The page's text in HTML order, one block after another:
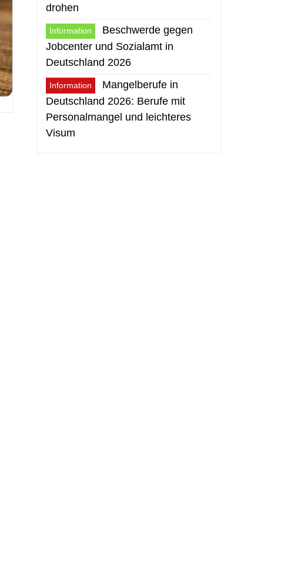
drohen
Information
Beschwerde gegen
Jobcenter und Sozialamt in
Deutschland 2026
Information
Mangelberufe in
Deutschland 2026: Berufe mit
Personalmangel und leichteres
Visum